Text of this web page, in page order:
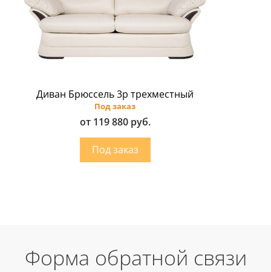
Диван Брюссель 3p трехместный
Под заказ
от 119 880 руб.
Форма обратной связи